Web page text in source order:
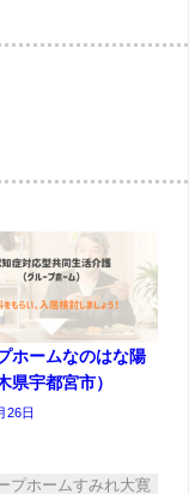
ホームなのはな陽
県宇都宮市）
26日